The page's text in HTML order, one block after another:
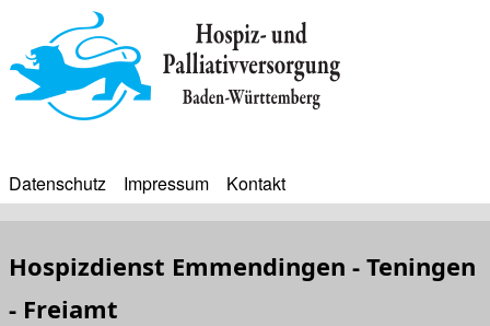
zum
Inhalt
BIP
Datenschutz Impressum Kontakt
Bürgerinfoportal
Hospizdienst Emmendingen - Teningen
- Freiamt